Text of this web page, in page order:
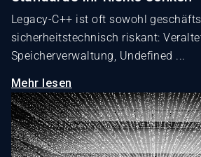
Legacy-C++ ist oft sowohl
sicherheitstechnisch riskant:
Speicherverwaltung, Undefined ...
Mehr lesen